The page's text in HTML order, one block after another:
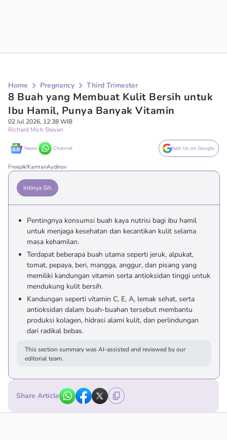
Home Pregnancy Third Trimester
8 Buah yang Membuat Kulit Bersih untuk
Ibu Hamil, Punya Banyak Vitamin
02 Jul 2026, 12:38 WIB
Richard Mich Stevan
News Channel Add Us on Google
Freepik/KamranAydinov
Intinya Sih
Pentingnya konsumsi buah kaya nutrisi bagi ibu hamil
untuk menjaga kesehatan dan kecantikan kulit selama
masa kehamilan.
Terdapat beberapa buah utama seperti jeruk, alpukat,
tomat, pepaya, beri, mangga, anggur, dan pisang yang
memiliki kandungan vitamin serta antioksidan tinggi untuk
mendukung kulit bersih.
Kandungan seperti vitamin C, E, A, lemak sehat, serta
antioksidan dalam buah-buahan tersebut membantu
produksi kolagen, hidrasi alami kulit, dan perlindungan
dari radikal bebas.
This section summary was AI-assisted and reviewed by our
editorial team.
Share Article